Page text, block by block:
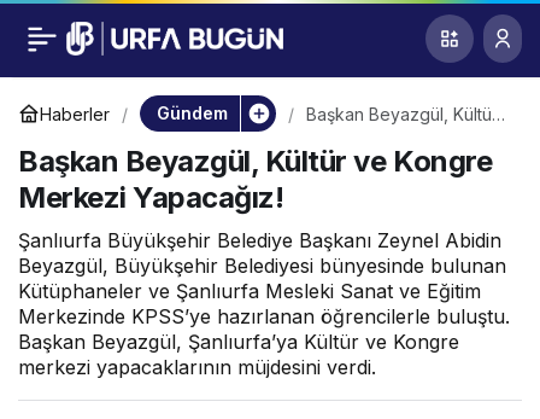
Haberler Gündem
Başkan Beyazgül, Kültür
Yapacağız!
Başkan Beyazgül, Kültür ve Kongre
Merkezi Yapacağız!
Şanlıurfa Büyükşehir Belediye Başkanı Zeynel Abidin
Beyazgül, Büyükşehir Belediyesi bünyesinde bulunan
Kütüphaneler ve Şanlıurfa Mesleki Sanat ve Eğitim
Merkezinde KPSS’ye hazırlanan öğrencilerle buluştu.
Başkan Beyazgül, Şanlıurfa’ya Kültür ve Kongre
merkezi yapacaklarının müjdesini verdi.
Başkan Beyazgül,
Kültür ve Kongre
Merkezi Yapacağız!
0